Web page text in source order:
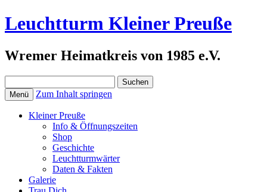
Leuchtturm Kleiner Preuße
Wremer Heimatkreis von 1985 e.V.
nach:
Menü Zum Inhalt springen
Kleiner Preuße
Info & Öffnungszeiten
Shop
Geschichte
Leuchtturmwärter
Daten & Fakten
Galerie